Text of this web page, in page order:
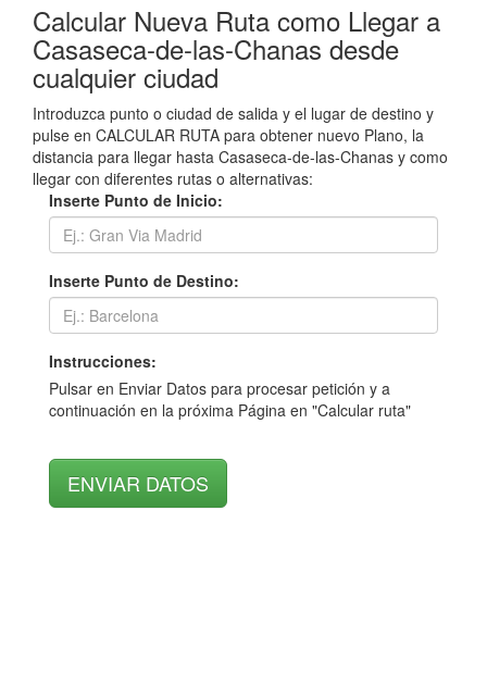
Calcular Nueva Ruta como Llegar a
Casaseca-de-las-Chanas desde
cualquier ciudad
Introduzca punto o ciudad de salida y el lugar de destino y
pulse en CALCULAR RUTA para obtener nuevo Plano, la
distancia para llegar hasta Casaseca-de-las-Chanas y como
llegar con diferentes rutas o alternativas:
Inserte Punto de Inicio:
Inserte Punto de Destino:
Instrucciones:
Pulsar en Enviar Datos para procesar petición y a
continuación en la próxima Página en "Calcular ruta"